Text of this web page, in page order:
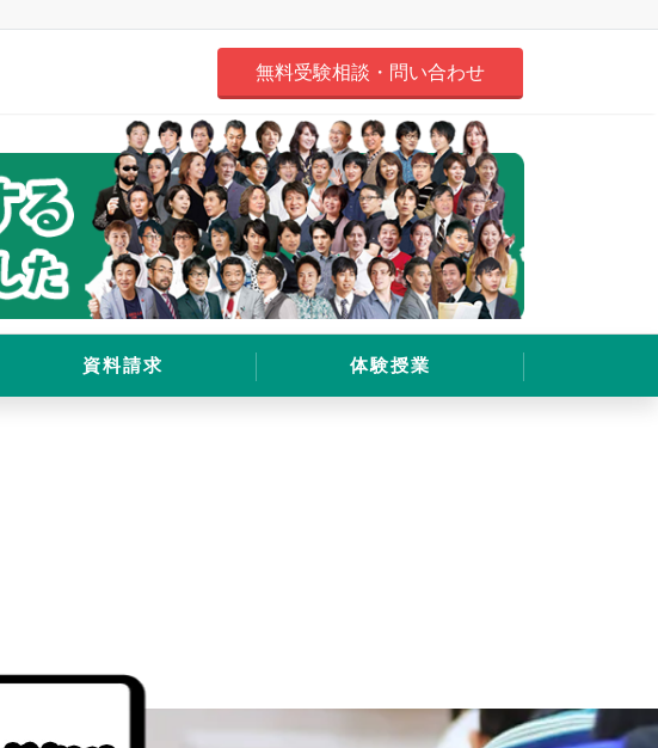
無料受験相談・問い合わせ
資料請求 体験授業